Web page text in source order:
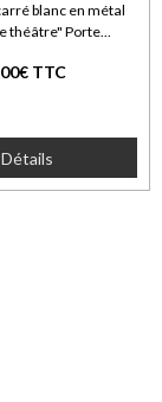
blanc en métal
théâtre" Porte...
TTC
Détails